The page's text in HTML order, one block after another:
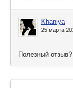
Khaniya
25 марта
Полезный отзыв?